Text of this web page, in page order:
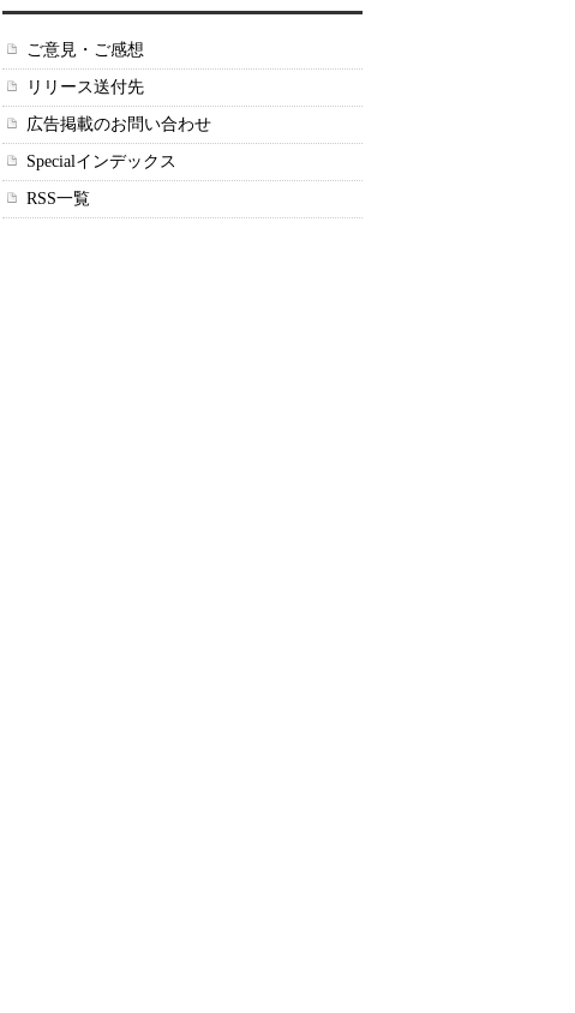
ご意見・ご感想
リリース送付先
広告掲載のお問い合わせ
Specialインデックス
RSS一覧